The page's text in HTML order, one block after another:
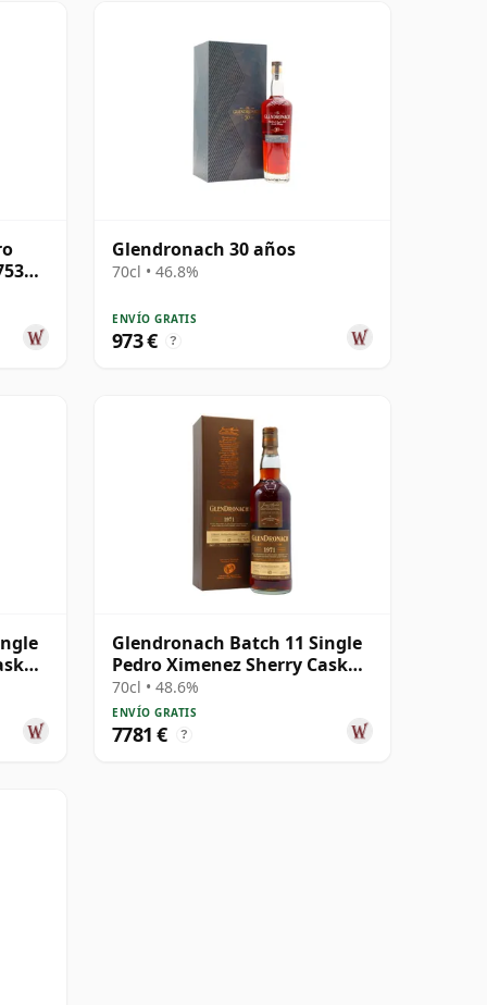
Glendronach 30 años
70cl • 46.8%
ENVÍO GRATIS
973 € ?
Glendronach Batch 11 Single
Pedro Ximenez Sherry Cask
#2920 1971 43 años
70cl • 48.6%
ENVÍO GRATIS
7781 € ?